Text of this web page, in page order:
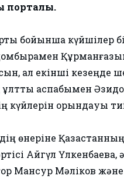
порталы.
бойынша күйшілер
ал екінші кезеңде
ұлттық аспабымен
күйлерін орындауы
өнеріне
Айгүл Үлкенбаева,
Мансур Мәліков және